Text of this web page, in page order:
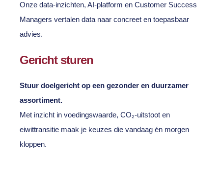
Onze data-inzichten, AI-platform en Customer Success
Managers vertalen data naar concreet en toepasbaar
advies.
Gericht sturen
Stuur doelgericht op een gezonder en duurzamer
assortiment.
Met inzicht in voedingswaarde, CO₂-uitstoot en
eiwittransitie maak je keuzes die vandaag én morgen
kloppen.